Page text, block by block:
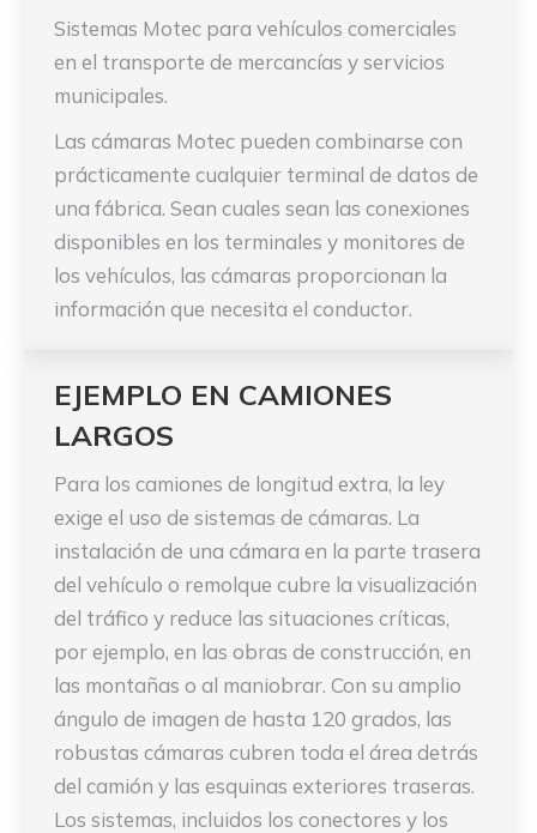
Sistemas Motec para vehículos comerciales
en el transporte de mercancías y servicios
municipales.
Las cámaras Motec pueden combinarse con
prácticamente cualquier terminal de datos de
una fábrica. Sean cuales sean las conexiones
disponibles en los terminales y monitores de
los vehículos, las cámaras proporcionan la
información que necesita el conductor.
EJEMPLO EN CAMIONES
LARGOS
Para los camiones de longitud extra, la ley
exige el uso de sistemas de cámaras. La
instalación de una cámara en la parte trasera
del vehículo o remolque cubre la visualización
del tráfico y reduce las situaciones críticas,
por ejemplo, en las obras de construcción, en
las montañas o al maniobrar. Con su amplio
ángulo de imagen de hasta 120 grados, las
robustas cámaras cubren toda el área detrás
del camión y las esquinas exteriores traseras.
Los sistemas, incluidos los conectores y los